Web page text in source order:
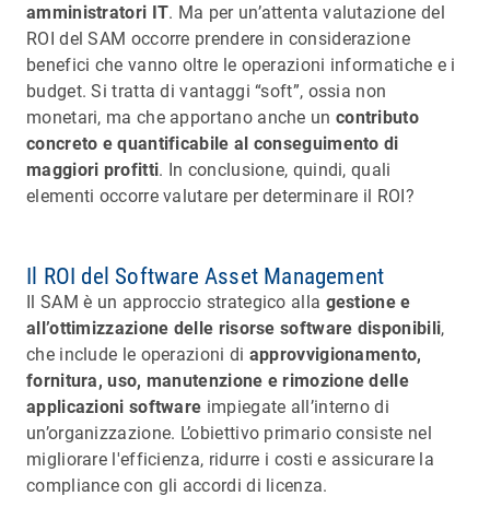
amministratori IT. Ma per un’attenta valutazione del
ROI del SAM occorre prendere in considerazione
benefici che vanno oltre le operazioni informatiche e i
budget. Si tratta di vantaggi “soft”, ossia non
monetari, ma che apportano anche un contributo
concreto e quantificabile al conseguimento di
maggiori profitti. In conclusione, quindi, quali
elementi occorre valutare per determinare il ROI?
Il ROI del Software Asset Management
Il SAM è un approccio strategico alla gestione e
all’ottimizzazione delle risorse software disponibili,
che include le operazioni di approvvigionamento,
fornitura, uso, manutenzione e rimozione delle
applicazioni software impiegate all’interno di
un’organizzazione. L’obiettivo primario consiste nel
migliorare l'efficienza, ridurre i costi e assicurare la
compliance con gli accordi di licenza.